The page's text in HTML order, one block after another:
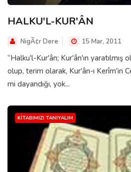
HALKU'L-KUR'ÂN
NigÃ¢r Dere 15 Mar, 2011
“Halku'l-Kur'ân; Kur'ân'ın yaratılmış
olup, terim olarak, Kur'ân-ı Kerîm'in
mi dayandığı, yok...
KITABIMIZI TANIYALIM